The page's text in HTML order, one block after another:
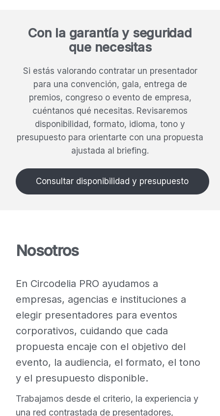
Con la garantía y seguridad
que necesitas
Si estás valorando contratar un presentador
para una convención, gala, entrega de
premios, congreso o evento de empresa,
cuéntanos qué necesitas. Revisaremos
disponibilidad, formato, idioma, tono y
presupuesto para orientarte con una propuesta
ajustada al briefing.
Consultar disponibilidad y presupuesto
Nosotros
En Circodelia PRO ayudamos a
empresas, agencias e instituciones a
elegir presentadores para eventos
corporativos, cuidando que cada
propuesta encaje con el objetivo del
evento, la audiencia, el formato, el tono
y el presupuesto disponible.
Trabajamos desde el criterio, la experiencia y
una red contrastada de presentadores,